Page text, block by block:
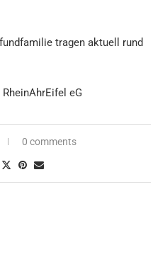
tragen aktuell rund
eG
0 comments